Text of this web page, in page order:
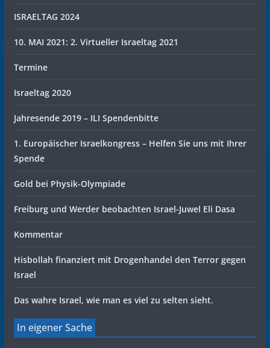
ISRAELTAG 2024
10. MAI 2021: 2. Virtueller Israeltag 2021
Termine
Israeltag 2020
Jahresende 2019 – ILI Spendenbitte
1. Europäischer Israelkongress – Helfen Sie uns mit Ihrer
Spende
Gold bei Physik-Olympiade
Freiburg und Werder beobachten Israel-Juwel Eli Dasa
Kommentar
Hisbollah finanziert mit Drogenhandel den Terror gegen
Israel
Das wahre Israel, wie man es viel zu selten sieht.
In eigener Sache